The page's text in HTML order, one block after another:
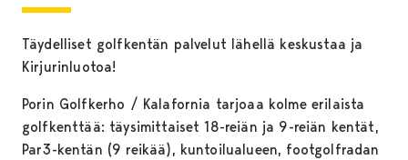
Täydelliset golfkentän palvelut lähellä keskustaa ja
Kirjurinluotoa!
Porin Golfkerho / Kalafornia tarjoaa kolme erilaista
golfkenttää: täysimittaiset 18-reiän ja 9-reiän kentät,
Par3-kentän (9 reikää), kuntoilualueen, footgolfradan